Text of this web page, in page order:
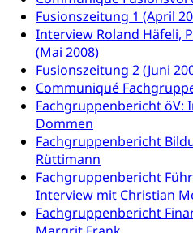
Fusionszeitung 1 (April
Interview Roland Häfeli,
(Mai 2008)
Fusionszeitung 2 (Juni
Communiqué
Fachgruppenbericht
Dommen
Fachgruppenbericht
Rüttimann
Fachgruppenbericht
Interview mit Christian
Fachgruppenbericht
Sorge
Aufenthaltsbewilligungen
Niederlassungsbewilligung,
Niederlassung, Wohnsitz
Ausweise und
Reisepass, Identitätskarte,
Jagdausweis,
Einbürgerung
Nationalität,